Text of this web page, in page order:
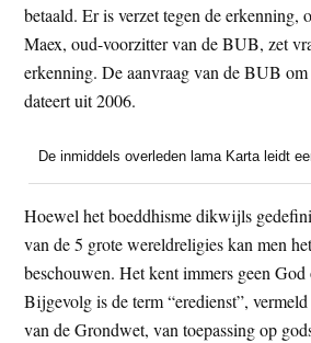
betaald. Er is verzet tegen de erkenning,
Maex, oud-voorzitter van de BUB, zet
erkenning. De aanvraag van de BUB
dateert uit 2006.
De inmiddels overleden lama Karta leidt
Hoewel het boeddhisme dikwijls
van de 5 grote wereldreligies kan men
beschouwen. Het kent immers geen
Bijgevolg is de term “eredienst”,
van de Grondwet, van toepassing op